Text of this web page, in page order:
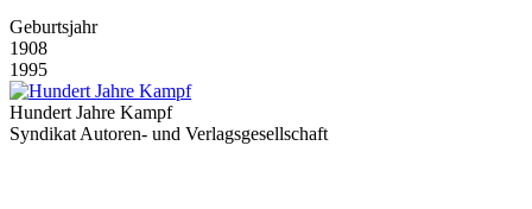
Geburtsjahr
1908
1995
Hundert Jahre Kampf
Syndikat Autoren- und Verlagsgesellschaft